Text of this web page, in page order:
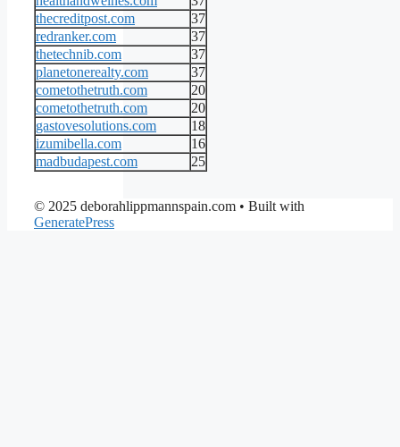
thecreditpost.com
37
redranker.com
37
thetechnib.com
37
planetonerealty.com
37
cometothetruth.com
20
cometothetruth.com
20
gastovesolutions.com
18
izumibella.com
16
madbudapest.com
25
© 2025 deborahlippmannspain.com • Built with
GeneratePress